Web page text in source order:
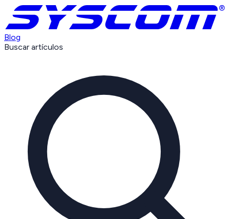
Blog
Buscar artículos